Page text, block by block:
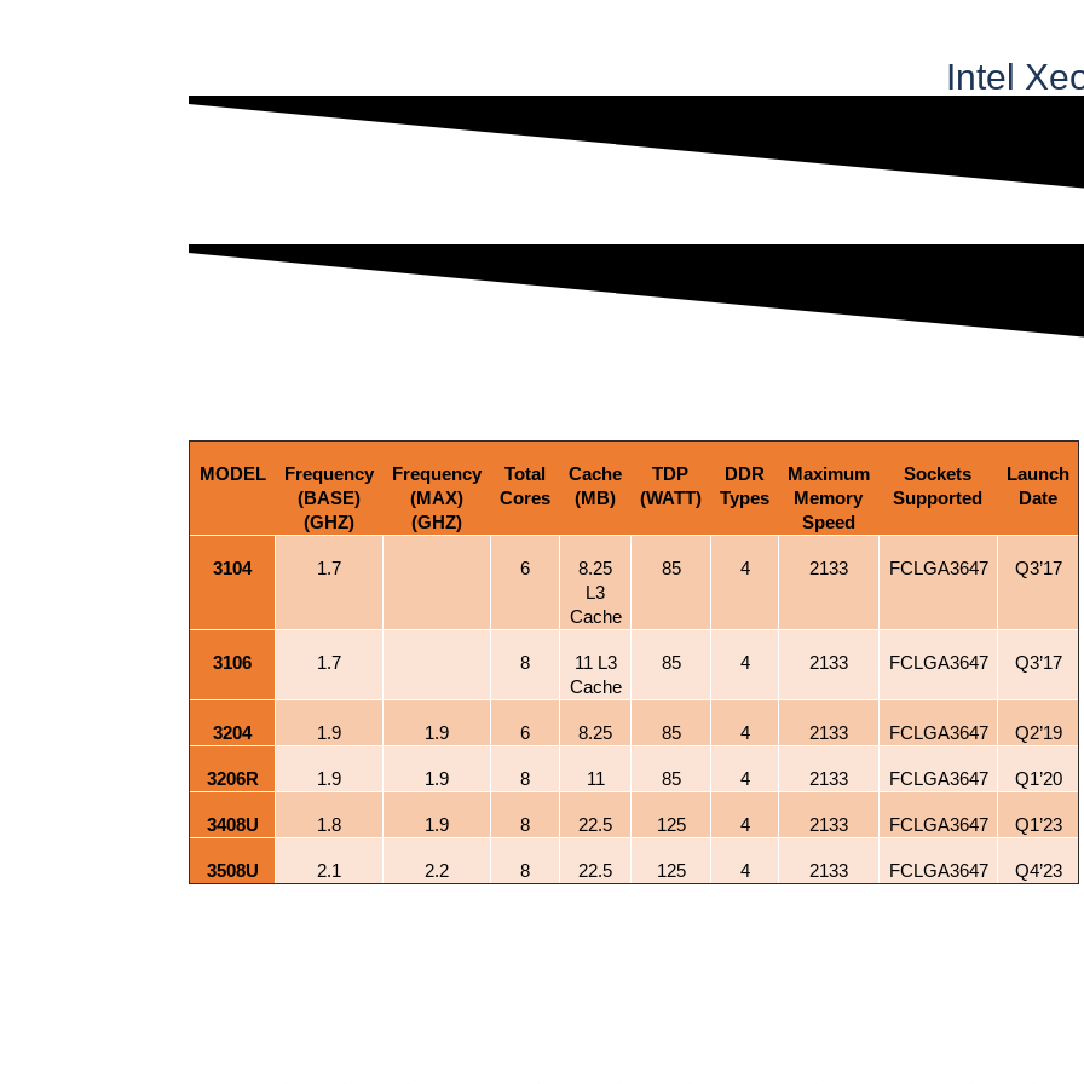
Intel
MODEL
Frequency
(BASE)
(GHZ)
Frequency
(MAX)
(GHZ)
Total
Cores
Cache
(MB)
TDP
(WATT)
DDR
Types
Maximum
Memory
Speed
Sockets
Supported
Launch
Date
3104 1.7 6
8.25
L3
Cache
85 4 2133 FCLGA3647 Q3’17
3106 1.7 8
11 L3
Cache
85 4 2133 FCLGA3647 Q3’17
3204 1.9 1.9 6 8.25 85 4 2133 FCLGA3647 Q2’19
3206R 1.9 1.9 8 11 85 4 2133 FCLGA3647 Q1’20
3408U 1.8 1.9 8 22.5 125 4 2133 FCLGA3647 Q1’23
3508U 2.1 2.2 8 22.5 125 4 2133 FCLGA3647 Q4’23